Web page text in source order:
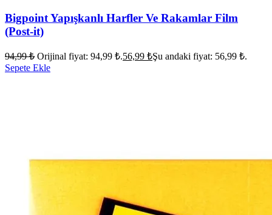
Bigpoint Yapışkanlı Harfler Ve Rakamlar Film
(Post-it)
94,99₺ Orijinal fiyat: 94,99 ₺.56,99 ₺Şu andaki fiyat: 56,99 ₺.
Sepete Ekle